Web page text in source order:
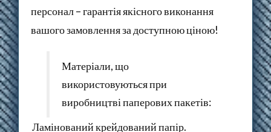
персонал – гарантія якісного виконання
вашого замовлення за доступною ціною!
Матеріали, що
використовуються при
виробництві паперових пакетів:
Ламінований крейдований папір.